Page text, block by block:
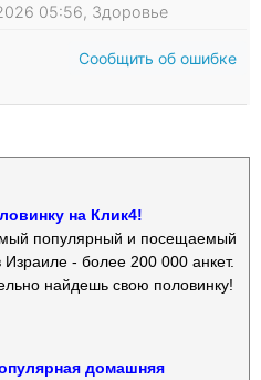
05:56, Здоровье
Сообщить об ошибке
на Клик4!
популярный и посещаемый
Израиле - более 200 000 анкет.
найдешь свою половинку!
домашняя